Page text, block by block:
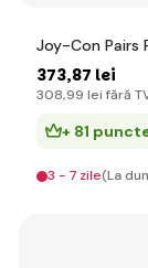
Joy-Con Pairs
373,87 lei
308,99 lei fără
+ 81
3 - 7 zile(La